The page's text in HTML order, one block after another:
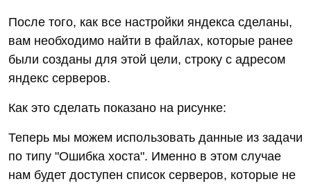
После того, как все настройки яндекса сделаны,
вам необходимо найти в файлах, которые ранее
были созданы для этой цели, строку с адресом
яндекс серверов.
Как это сделать показано на рисунке:
Теперь мы можем использовать данные из задачи
по типу "Ошибка хоста". Именно в этом случае
нам будет доступен список серверов, которые не